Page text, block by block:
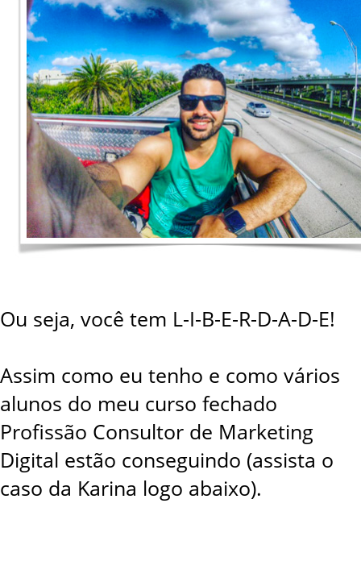
Ou seja, você tem L-I-B-E-R-D-A-D-E!
Assim como eu tenho e como vários
alunos do meu curso fechado
Profissão Consultor de Marketing
Digital estão conseguindo (assista o
caso da Karina logo abaixo).